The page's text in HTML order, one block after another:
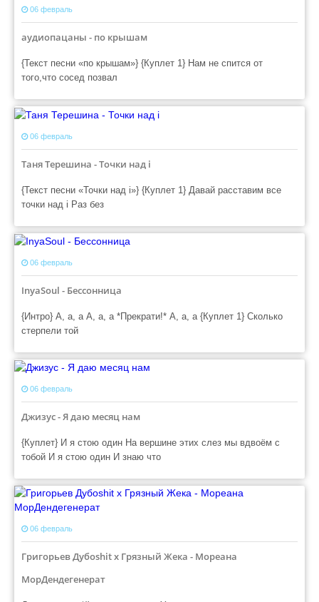
06 февраль
аудиопацаны - по крышам
{Текст песни «по крышам»} {Куплет 1} Нам не спится от
того,что сосед позвал
06 февраль
Таня Терешина - Точки над i
{Текст песни «Точки над i»} {Куплет 1} Давай расставим все
точки над i Раз без
06 февраль
InyaSoul - Бессонница
{Интро} А, а, а А, а, а *Прекрати!* А, а, а {Куплет 1} Сколько
стерпели той
06 февраль
Джизус - Я даю месяц нам
{Куплет} И я стою один На вершине этих слез мы вдвоём с
тобой И я стою один И знаю что
06 февраль
Григорьев Дубоshit x Грязный Жека - Мореана
МорДендегенерат